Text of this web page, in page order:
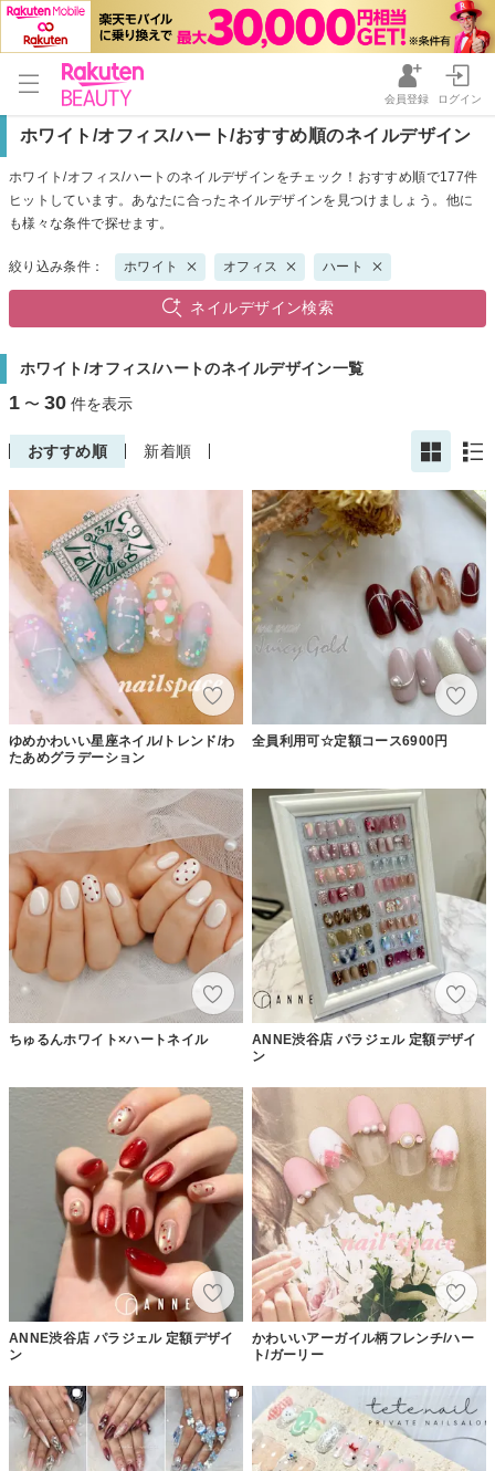
会員登録 ログイン
ホワイト/オフィス/ハート/おすすめ順のネイルデザイン
ホワイト/オフィス/ハートのネイルデザインをチェック！おすすめ順で177件
ヒットしています。あなたに合ったネイルデザインを見つけましょう。他に
も様々な条件で探せます。
絞り込み条件： ホワイト オフィス ハート
ネイルデザイン検索
ホワイト/オフィス/ハートのネイルデザイン一覧
1 〜 30 件を表示
おすすめ順 新着順
ゆめかわいい星座ネイル/トレンド/わ
たあめグラデーション
全員利用可☆定額コース6900円
ちゅるんホワイト×ハートネイル
ANNE渋谷店 パラジェル 定額デザイ
ン
ANNE渋谷店 パラジェル 定額デザイ
ン
かわいいアーガイル柄フレンチ/ハー
ト/ガーリー